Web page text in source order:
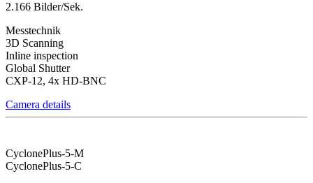
2.166 Bilder/Sek.
Messtechnik
3D Scanning
Inline inspection
Global Shutter
CXP-12, 4x HD-BNC
Camera details
CyclonePlus-5-M
CyclonePlus-5-C